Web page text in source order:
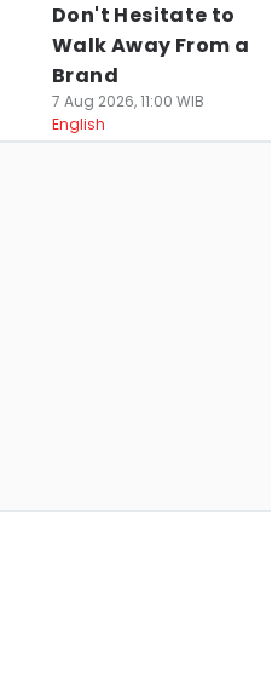
Don't Hesitate to
Walk Away From a
Brand
7 Aug 2026, 11:00 WIB
English